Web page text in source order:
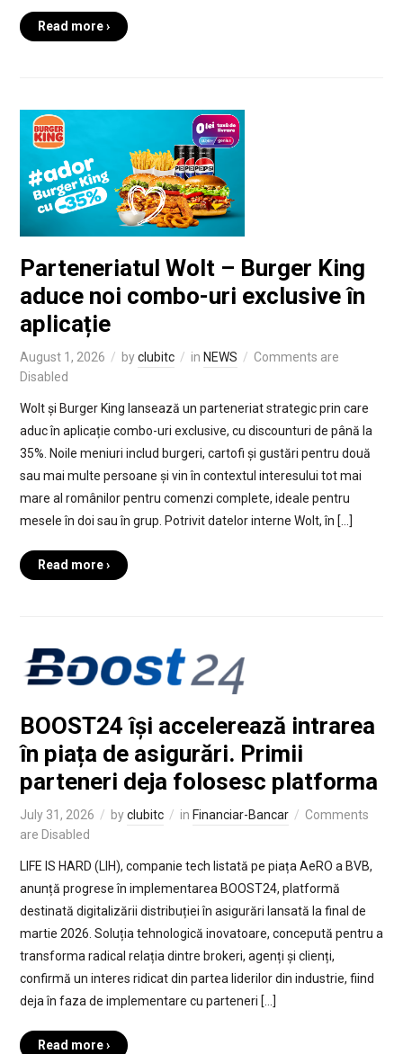
Read more ›
Parteneriatul Wolt – Burger King
aduce noi combo-uri exclusive în
aplicație
August 1, 2026 byclubitc in NEWS
Comments are
Disabled
Wolt și Burger King lansează un parteneriat strategic prin care
aduc în aplicație combo-uri exclusive, cu discounturi de până la
35%. Noile meniuri includ burgeri, cartofi și gustări pentru două
sau mai multe persoane și vin în contextul interesului tot mai
mare al românilor pentru comenzi complete, ideale pentru
mesele în doi sau în grup. Potrivit datelor interne Wolt, în […]
Read more ›
BOOST24 își accelerează intrarea
în piața de asigurări. Primii
parteneri deja folosesc platforma
July 31, 2026 byclubitc in Financiar-Bancar
Comments
are Disabled
LIFE IS HARD (LIH), companie tech listată pe piața AeRO a BVB,
anunță progrese în implementarea BOOST24, platformă
destinată digitalizării distribuției în asigurări lansată la final de
martie 2026. Soluția tehnologică inovatoare, concepută pentru a
transforma radical relația dintre brokeri, agenți și clienți,
confirmă un interes ridicat din partea liderilor din industrie, fiind
deja în faza de implementare cu parteneri […]
Read more ›